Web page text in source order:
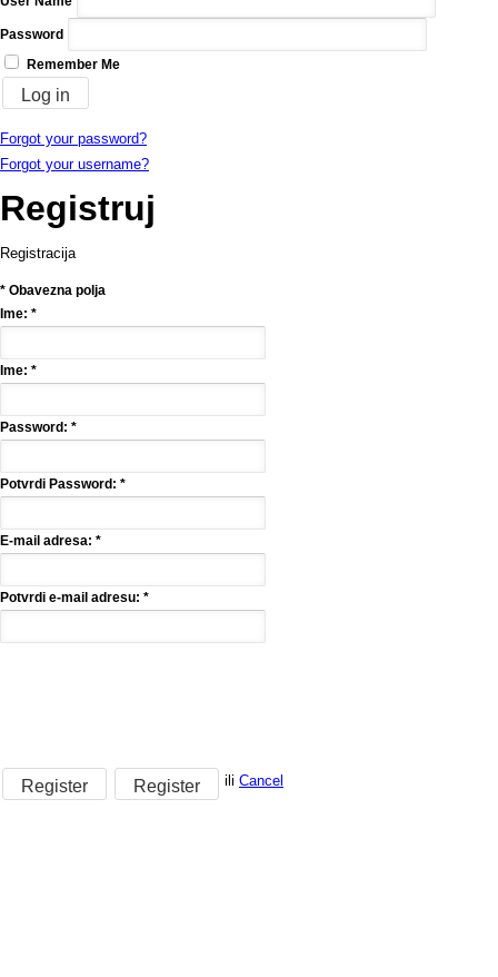
Password
Remember Me
Forgot your password?
Forgot your username?
Registruj
Registracija
* Obavezna polja
Ime: *
Ime: *
Password: *
Potvrdi Password: *
E-mail adresa: *
Potvrdi e-mail adresu: *
ili Cancel